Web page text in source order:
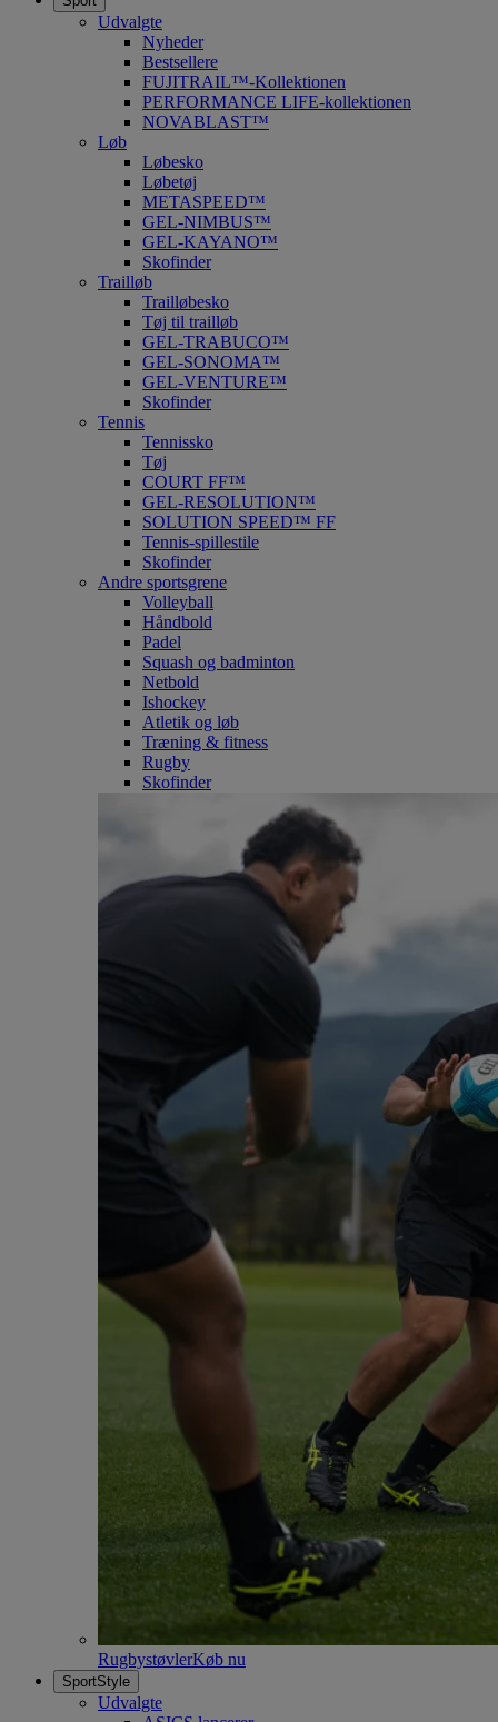
Udvalgte
Nyheder
Bestsellere
FUJITRAIL™-Kollektionen
PERFORMANCE LIFE-kollektionen
NOVABLAST™
Løb
Løbesko
Løbetøj
METASPEED™
GEL-NIMBUS™
GEL-KAYANO™
Skofinder
Trailløb
Trailløbesko
Tøj til trailløb
GEL-TRABUCO™
GEL-SONOMA™
GEL-VENTURE™
Skofinder
Tennis
Tennissko
Tøj
COURT FF™
GEL-RESOLUTION™
SOLUTION SPEED™ FF
Tennis-spillestile
Skofinder
Andre sportsgrene
Volleyball
Håndbold
Padel
Squash og badminton
Netbold
Ishockey
Atletik og løb
Træning & fitness
Rugby
Skofinder
RugbystøvlerKøb nu
SportStyle
Udvalgte